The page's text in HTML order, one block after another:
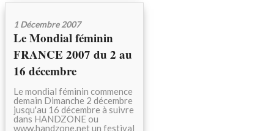
1 Décembre 2007
Le Mondial féminin
FRANCE 2007 du 2 au
16 décembre
Le mondial féminin commence
demain Dimanche 2 décembre
jusqu'au 16 décembre à suivre
dans HANDZONE ou
www.handzone.net un festival